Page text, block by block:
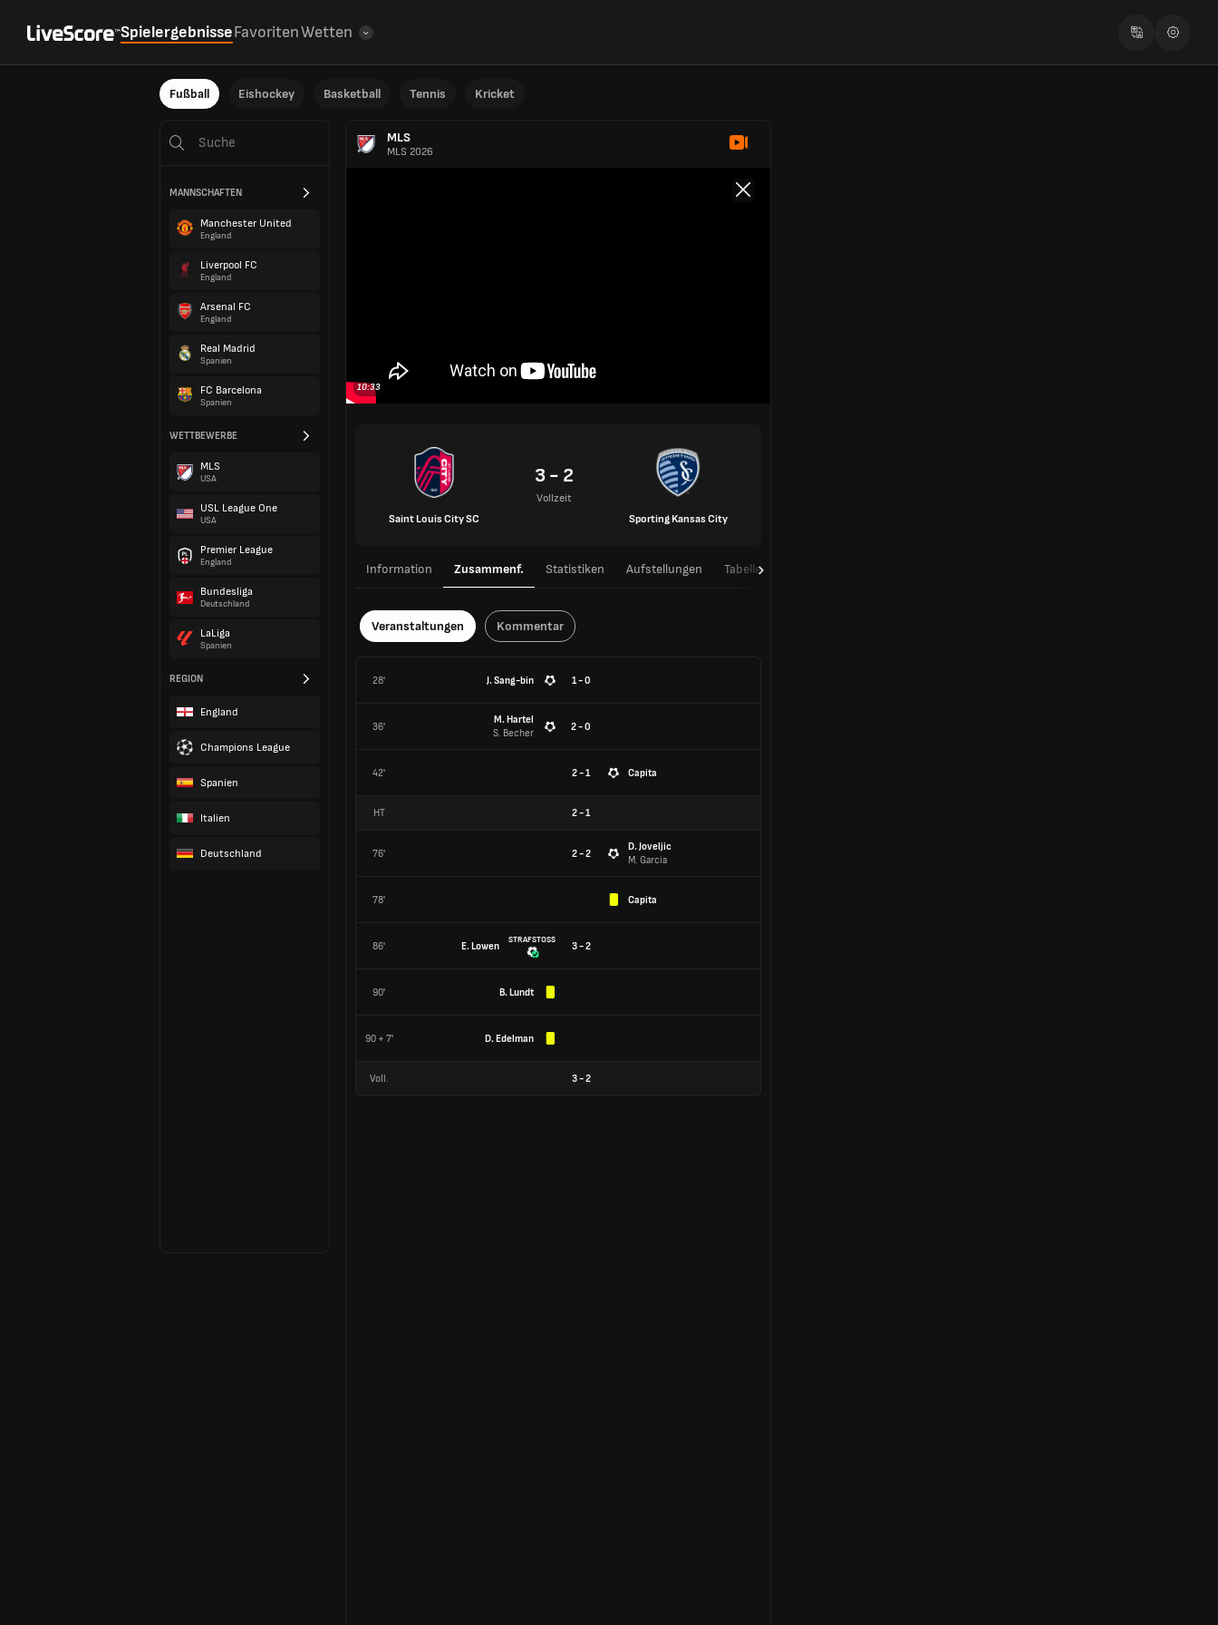
SpielergebnisseFavoritenWetten
Fußball Eishockey Basketball Tennis Kricket
MANNSCHAFTEN
Manchester United
England
Liverpool FC
England
Arsenal FC
England
Real Madrid
Spanien
FC Barcelona
Spanien
WETTBEWERBE
MLS
USA
USL League One
USA
Premier League
England
Bundesliga
Deutschland
LaLiga
Spanien
REGION
England
Champions League
Spanien
Italien
Deutschland
MLS
MLS 2026
10:33
Saint Louis City SC
3 - 2
Vollzeit
Sporting Kansas City
Information Zusammenf. Statistiken Aufstellungen Tabelle
Veranstaltungen Kommentar
28' J. Sang-bin 1 - 0
36'
M. Hartel
S. Becher
2 - 0
42' 2 - 1 Capita
HT 2-1
76' 2 - 2
D. Joveljic
M. Garcia
78' Capita
86' E. Lowen
STRAFSTOSS
3 - 2
90' B. Lundt
90 + 7' D. Edelman
Voll. 3-2